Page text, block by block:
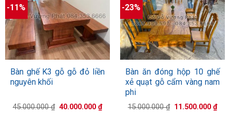
-11%
Bàn ghế K3 gỗ gỗ đỏ liền
nguyên khối
45.000.000₫ Giá
40.000.000₫Giá
hiện
-23%
Bàn ăn đóng hộp 10 ghế
xẻ quạt gỗ cẩm vàng nam
phi
15.000.000₫ Giá
11.500.000₫Giá